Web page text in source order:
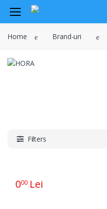
Audio
Sisteme de securitate si
Instrumente muzicale
Retelistica , periferice PC
Sisteme fotovoltaice
Home Brand-uri
Filters
000Lei